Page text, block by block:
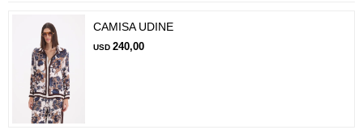
CAMISA UDINE
USD 240,00